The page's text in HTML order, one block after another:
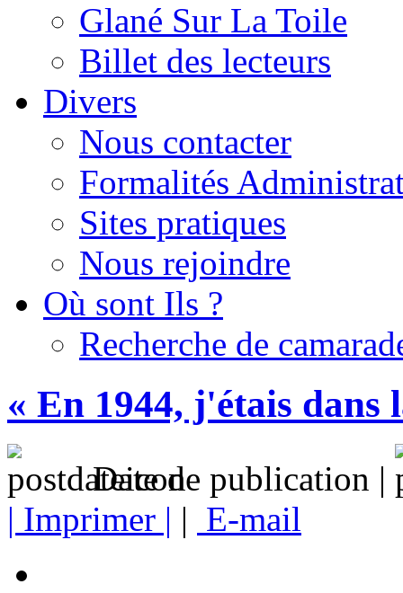
Glané Sur La Toile
Billet des lecteurs
Divers
Nous contacter
Formalités
Sites pratiques
Nous rejoindre
Où sont Ils ?
Recherche de
« En 1944, j'étais dans
Date de publication |
| Imprimer | | E-mail